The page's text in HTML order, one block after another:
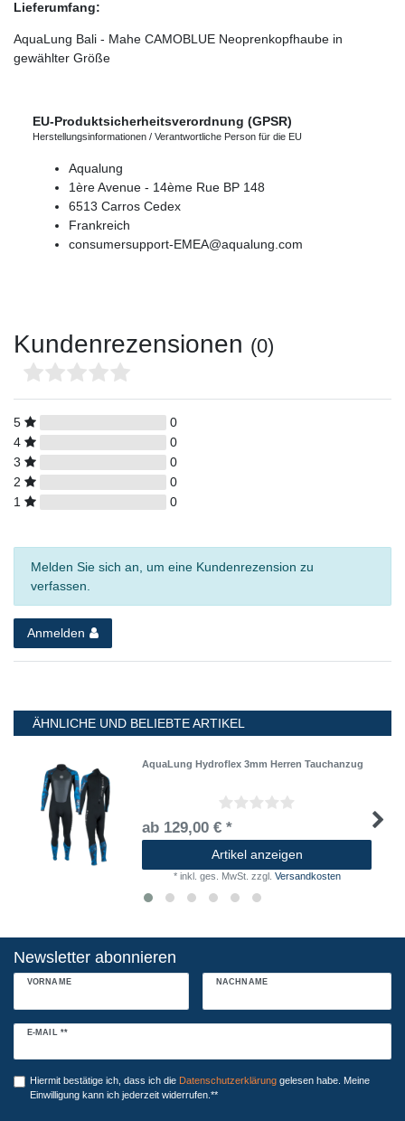
Lieferumfang:
AquaLung Bali - Mahe CAMOBLUE Neoprenkopfhaube in
gewählter Größe
EU-Produktsicherheitsverordnung (GPSR)
Herstellungsinformationen / Verantwortliche Person für die EU
Aqualung
1ère Avenue - 14ème Rue BP 148
6513 Carros Cedex
Frankreich
consumersupport-EMEA@aqualung.com
Kundenrezensionen (0)
5
0
4
0
3
0
2
0
1
0
Melden Sie sich an, um eine Kundenrezension zu
verfassen.
Anmelden
ÄHNLICHE UND BELIEBTE ARTIKEL
AquaLung Hydroflex 3mm Herren Tauchanzug
ab 129,00 € *
Artikel anzeigen
* inkl. ges. MwSt. zzgl. Versandkosten
Newsletter abonnieren
VORNAME NACHNAME
E-MAIL **
Newsletter
Hiermit bestätige ich, dass ich die Daten­schutz­erklärunggelesen habe. Meine
Einwilligung kann ich jederzeit widerrufen.**